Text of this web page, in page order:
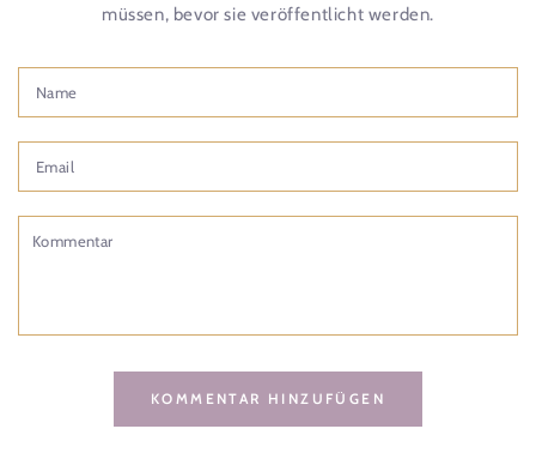
müssen, bevor sie veröffentlicht werden.
KOMMENTAR HINZUFÜGEN